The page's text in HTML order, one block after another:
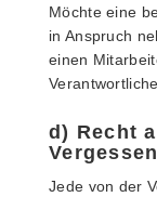
Möchte eine
in Anspruch
einen
d) Recht
Jede von der